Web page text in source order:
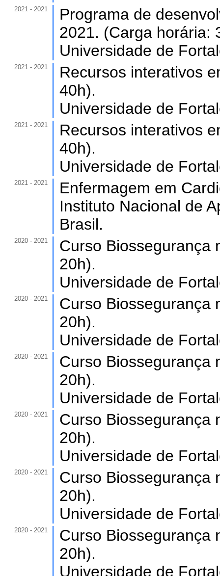
2021 - 2021
Programa de
2021. (Carga horária:
Universidade de
2021 - 2021
Recursos interativos
40h).
Universidade de
2021 - 2021
Recursos interativos
40h).
Universidade de
2021 - 2021
Enfermagem em
Instituto Nacional de
Brasil.
2020 - 2021
Curso Biossegurança
20h).
Universidade de
2020 - 2021
Curso Biossegurança
20h).
Universidade de
2020 - 2021
Curso Biossegurança
20h).
Universidade de
2020 - 2021
Curso Biossegurança
20h).
Universidade de
2020 - 2021
Curso Biossegurança
20h).
Universidade de
2020 - 2021
Curso Biossegurança
20h).
Universidade de